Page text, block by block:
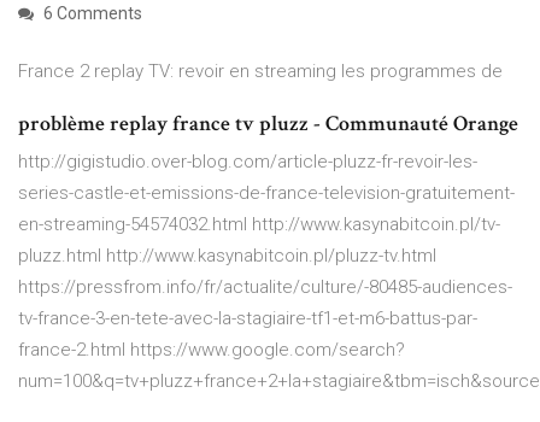
6 Comments
France 2 replay TV: revoir en streaming les programmes de
problème replay france tv pluzz - Communauté Orange
http://gigistudio.over-blog.com/article-pluzz-fr-revoir-les-
series-castle-et-emissions-de-france-television-gratuitement-
en-streaming-54574032.html http://www.kasynabitcoin.pl/tv-
pluzz.html http://www.kasynabitcoin.pl/pluzz-tv.html
https://pressfrom.info/fr/actualite/culture/-80485-audiences-
tv-france-3-en-tete-avec-la-stagiaire-tf1-et-m6-battus-par-
france-2.html https://www.google.com/search?